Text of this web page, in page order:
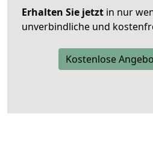
Erhalten Sie jetzt in nur
unverbindliche und
Kostenlose